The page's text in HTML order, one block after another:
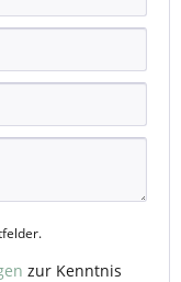
zur Kenntnis